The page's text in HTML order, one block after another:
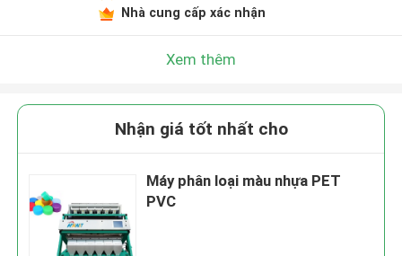
Nhà cung cấp xác nhận
Xem thêm
Nhận giá tốt nhất cho
Máy phân loại màu nhựa PET
PVC